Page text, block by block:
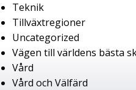
Teknik
Tillväxtregioner
Uncategorized
Vägen till världens bästa
Vård
Vård och Välfärd